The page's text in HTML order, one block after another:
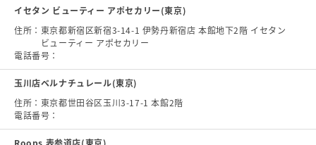
イセタン ビューティー アポセカリー(東京)
住所： 東京都新宿区新宿3-14-1 伊勢丹新宿店 本館地下2階 イセタン
ビューティー アポセカリー
電話番号：
玉川店ベルナチュレール(東京)
住所： 東京都世田谷区玉川3-17-1 本館2階
電話番号：
Roops 表参道店(東京)